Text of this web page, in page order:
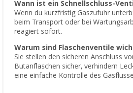
Wann ist ein Schnellschluss-
Wenn du kurzfristig Gaszufuhr
beim Transport oder bei
reagiert sofort.
Warum sind Flaschenventile
Sie stellen den sicheren Anschluss
Butanflaschen sicher, verhindern
eine einfache Kontrolle des